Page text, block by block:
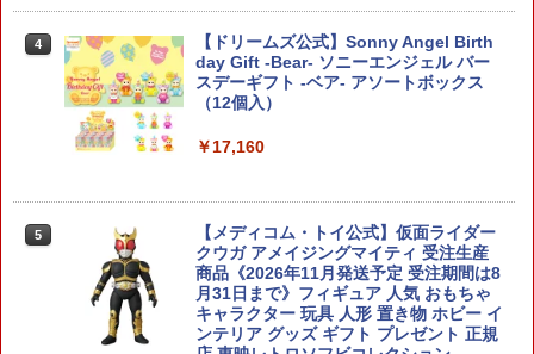
ーン νガンプラくん 立体ラバーマスコッ
ト マルチカラー 通常
￥968
フィッティングビーズ（20g） プラス
えられる コスチューム用小物 1袋（2
0g）
￥1,000
4
【ドリームズ公式】Sonny Angel Birth
day Gift -Bear- ソニーエンジェル バー
スデーギフト -ベア- アソートボックス
（12個入）
￥17,160
5
【メディコム・トイ公式】仮面ライダー
クウガ アメイジングマイティ 受注生産
商品《2026年11月発送予定 受注期間は8
月31日まで》フィギュア 人気 おもちゃ
キャラクター 玩具 人形 置き物 ホビー イ
ンテリア グッズ ギフト プレゼント 正規